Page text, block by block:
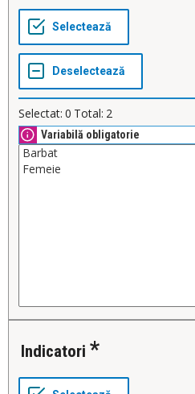
Selectat: 0 Total: 2
Variabilă obligatorie
Indicatori